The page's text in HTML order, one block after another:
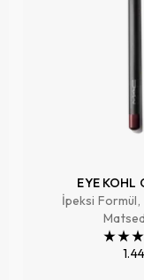
EYE KOHL
İpeksi